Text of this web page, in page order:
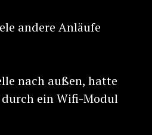
andere Anläufe
nach außen, hatte
ein Wifi-Modul